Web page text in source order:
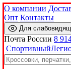
О компании
Опт Контакты
Для
Почта России 8
Спортивный